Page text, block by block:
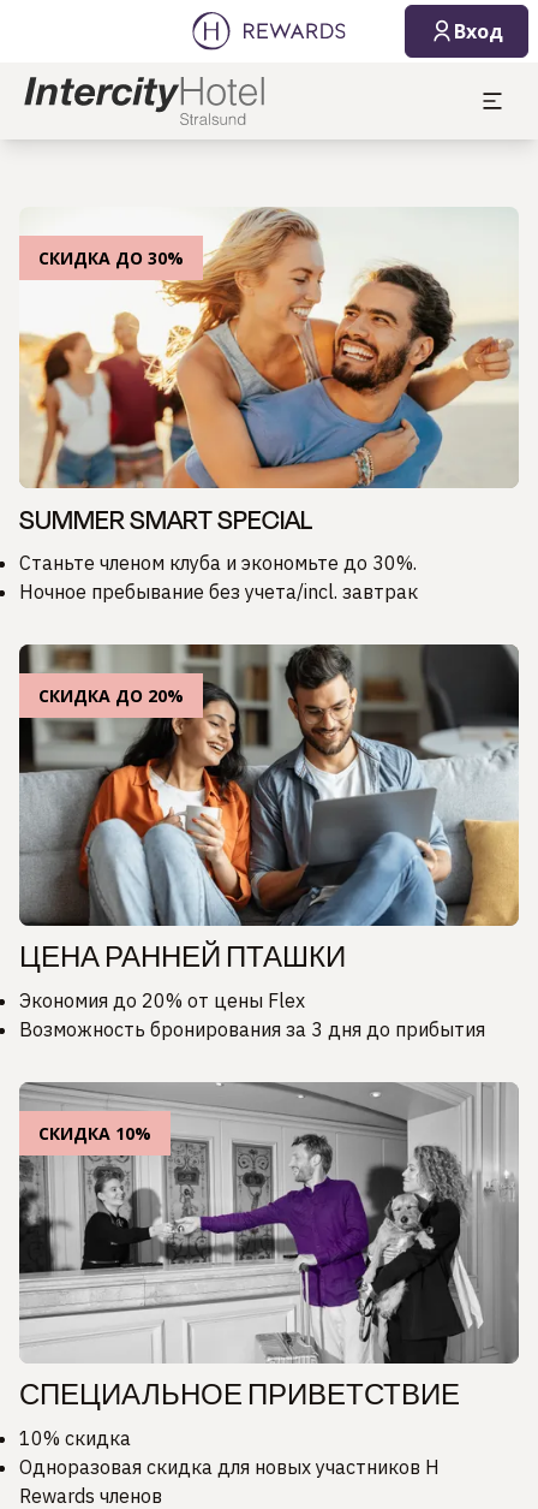
Вход
СКИДКА ДО 30%
SUMMER SMART SPECIAL
Станьте членом клуба и экономьте до 30%.
Ночное пребывание без учета/incl. завтрак
СКИДКА ДО 20%
ЦЕНА РАННЕЙ ПТАШКИ
Экономия до 20% от цены Flex
Возможность бронирования за 3 дня до прибытия
СКИДКА 10%
СПЕЦИАЛЬНОЕ ПРИВЕТСТВИЕ
10% скидка
Одноразовая скидка для новых участников H
Rewards членов